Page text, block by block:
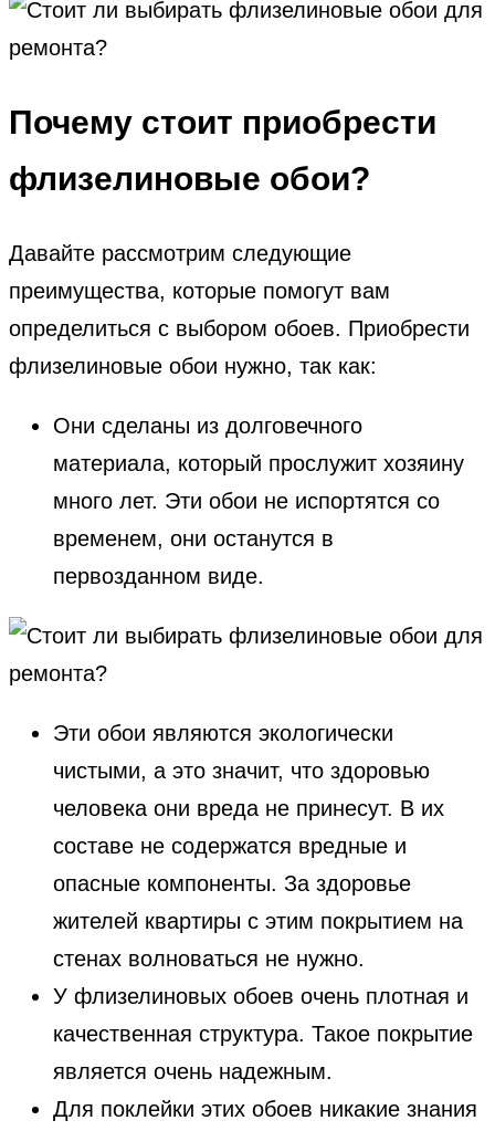
Почему стоит приобрести
флизелиновые обои?
Давайте рассмотрим следующие
преимущества, которые помогут вам
определиться с выбором обоев. Приобрести
флизелиновые обои нужно, так как:
Они сделаны из долговечного
материала, который прослужит хозяину
много лет. Эти обои не испортятся со
временем, они останутся в
первозданном виде.
Эти обои являются экологически
чистыми, а это значит, что здоровью
человека они вреда не принесут. В их
составе не содержатся вредные и
опасные компоненты. За здоровье
жителей квартиры с этим покрытием на
стенах волноваться не нужно.
У флизелиновых обоев очень плотная и
качественная структура. Такое покрытие
является очень надежным.
Для поклейки этих обоев никакие знания